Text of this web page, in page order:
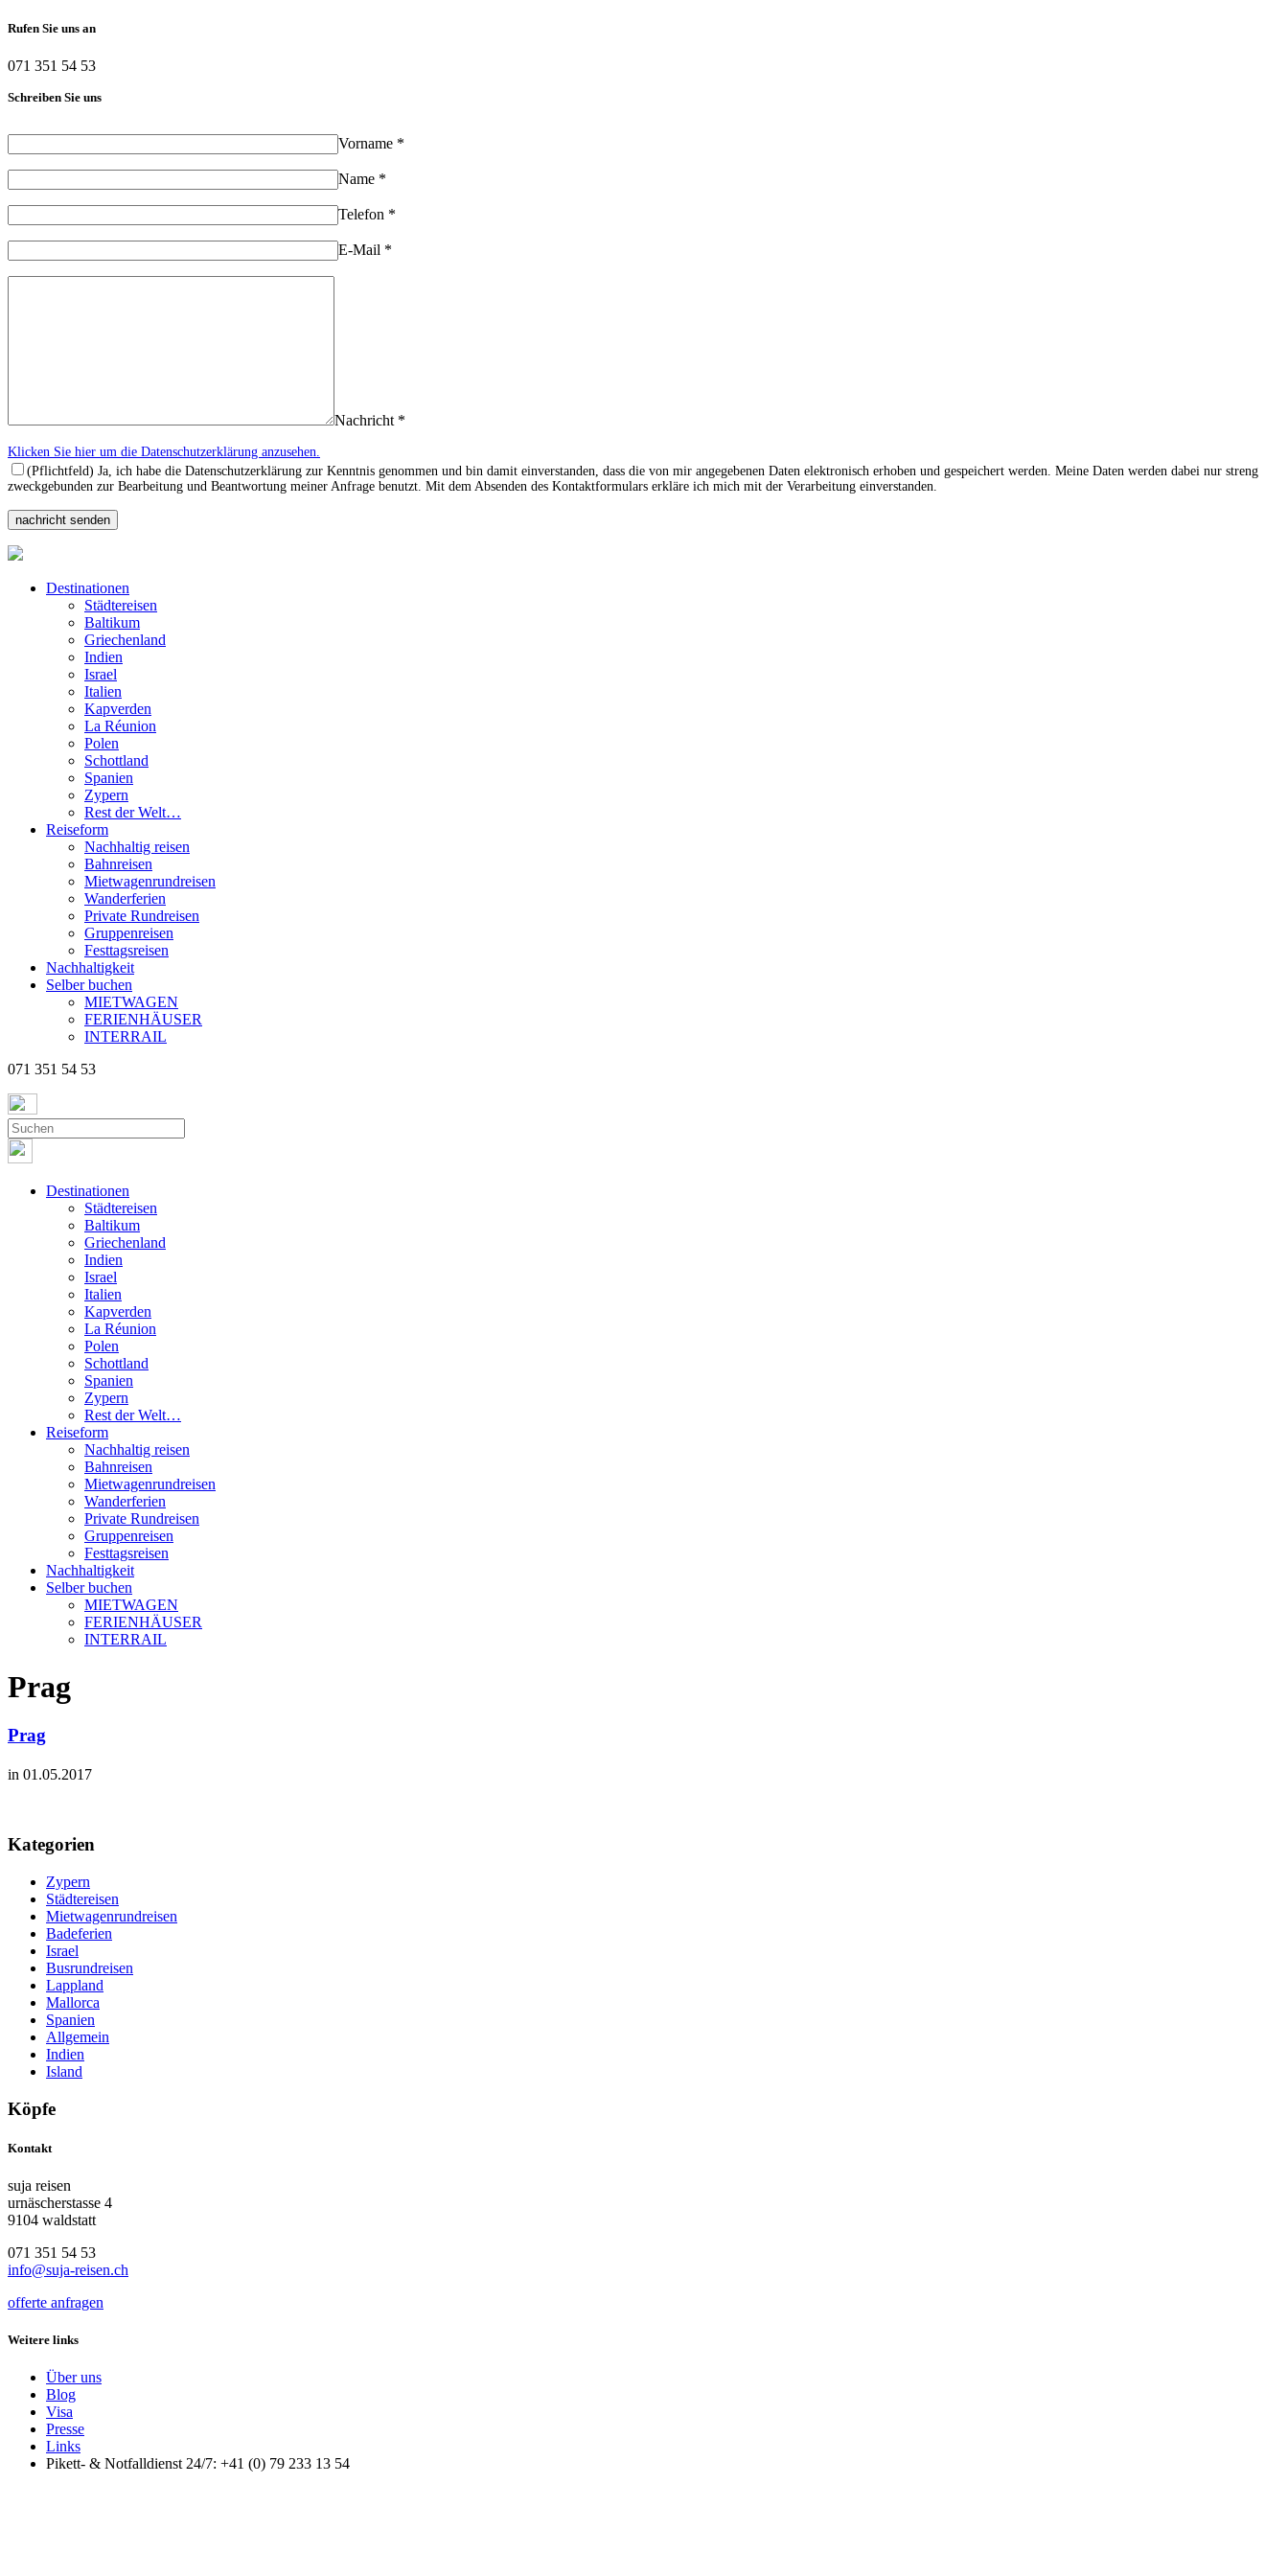
Rufen Sie uns an
071 351 54 53
Schreiben Sie uns
Vorname *
Name *
Telefon *
E-Mail *
Nachricht *
Klicken Sie hier um die Datenschutzerklärung anzusehen.
(Pflichtfeld) Ja, ich habe die Datenschutzerklärung zur Kenntnis genommen und bin damit einverstanden, dass die von mir angegebenen Daten elektronisch erhoben und gespeichert werden. Meine Daten werden dabei nur streng
zweckgebunden zur Bearbeitung und Beantwortung meiner Anfrage benutzt. Mit dem Absenden des Kontaktformulars erkläre ich mich mit der Verarbeitung einverstanden.
Destinationen
Städtereisen
Baltikum
Griechenland
Indien
Israel
Italien
Kapverden
La Réunion
Polen
Schottland
Spanien
Zypern
Rest der Welt…
Reiseform
Nachhaltig reisen
Bahnreisen
Mietwagenrundreisen
Wanderferien
Private Rundreisen
Gruppenreisen
Festtagsreisen
Nachhaltigkeit
Selber buchen
MIETWAGEN
FERIENHÄUSER
INTERRAIL
071 351 54 53
Destinationen
Städtereisen
Baltikum
Griechenland
Indien
Israel
Italien
Kapverden
La Réunion
Polen
Schottland
Spanien
Zypern
Rest der Welt…
Reiseform
Nachhaltig reisen
Bahnreisen
Mietwagenrundreisen
Wanderferien
Private Rundreisen
Gruppenreisen
Festtagsreisen
Nachhaltigkeit
Selber buchen
MIETWAGEN
FERIENHÄUSER
INTERRAIL
Prag
Prag
in 01.05.2017
Kategorien
Zypern
Städtereisen
Mietwagenrundreisen
Badeferien
Israel
Busrundreisen
Lappland
Mallorca
Spanien
Allgemein
Indien
Island
Köpfe
Kontakt
suja reisen
urnäscherstasse 4
9104 waldstatt
071 351 54 53
info@suja-reisen.ch
offerte anfragen
Weitere links
Über uns
Blog
Visa
Presse
Links
Pikett- & Notfalldienst 24/7: +41 (0) 79 233 13 54